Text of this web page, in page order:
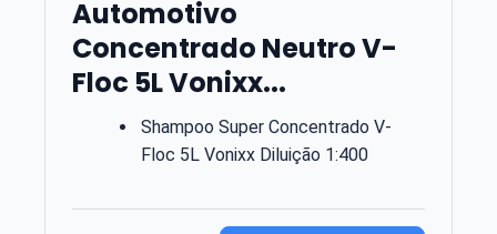
Automotivo
Concentrado Neutro V-
Floc 5L Vonixx...
Shampoo Super Concentrado V-
Floc 5L Vonixx Diluição 1:400